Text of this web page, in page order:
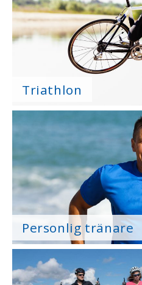
Triathlon
Personlig tränare